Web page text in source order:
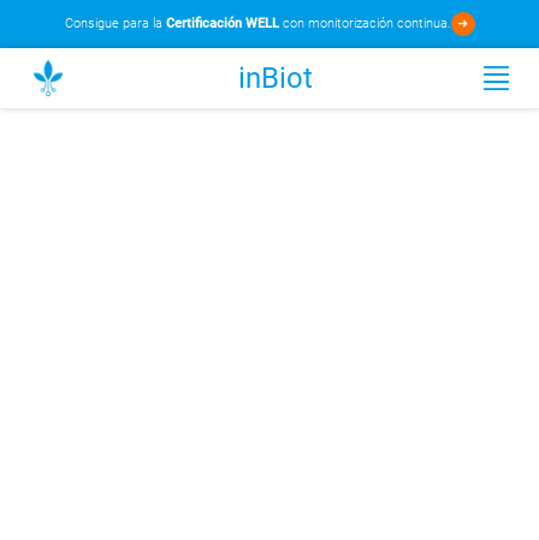
Consigue para la Certificación WELLcon monitorización continua. ➜
inBiot